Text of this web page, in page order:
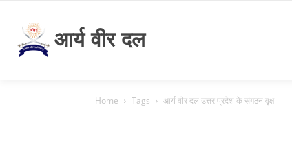
आर्य वीर दल
Home Tags आर्य वीर दल उत्तर प्रदेश के संगठन वृक्ष